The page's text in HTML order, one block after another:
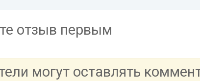
отзыв первым
могут оставлять